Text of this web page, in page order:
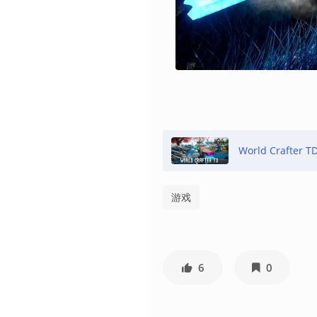
World Crafter
游戏
6 0